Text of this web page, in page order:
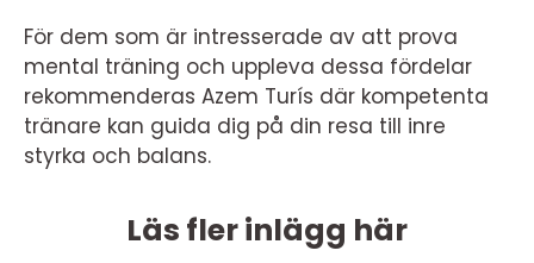
För dem som är intresserade av att prova
mental träning och uppleva dessa fördelar
rekommenderas Azem Turís där kompetenta
tränare kan guida dig på din resa till inre
styrka och balans.
Läs fler inlägg här